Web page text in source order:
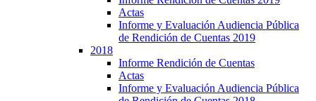
Actas
Informe y Evaluación Audiencia Pública
de Rendición de Cuentas 2019
2018
Informe Rendición de Cuentas
Actas
Informe y Evaluación Audiencia Pública